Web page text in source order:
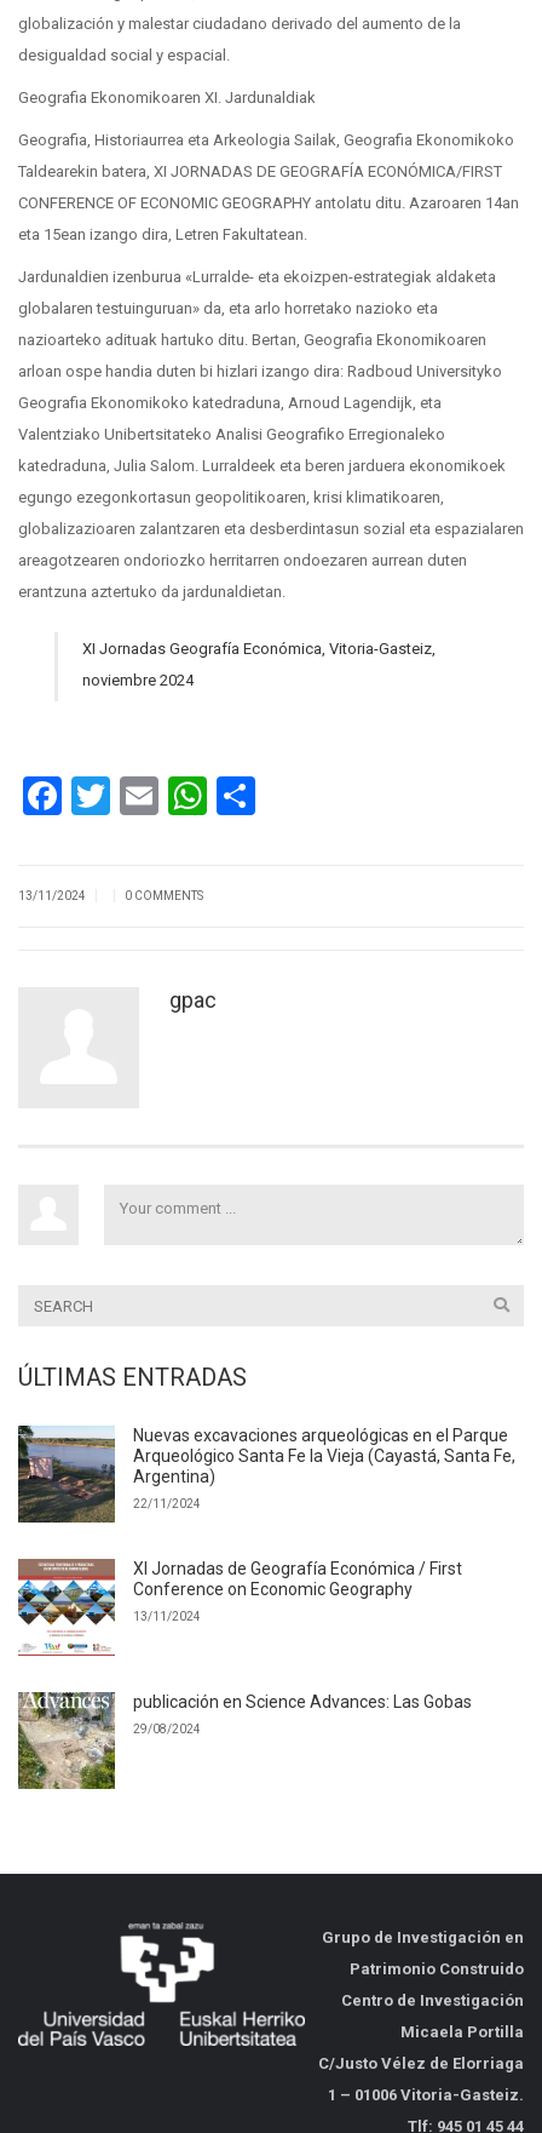
globalización y malestar ciudadano derivado del aumento de la
desigualdad social y espacial.
Geografia Ekonomikoaren XI. Jardunaldiak
Geografia, Historiaurrea eta Arkeologia Sailak, Geografia Ekonomikoko
Taldearekin batera, XI JORNADAS DE GEOGRAFÍA ECONÓMICA/FIRST
CONFERENCE OF ECONOMIC GEOGRAPHY antolatu ditu. Azaroaren 14an
eta 15ean izango dira, Letren Fakultatean.
Jardunaldien izenburua «Lurralde- eta ekoizpen-estrategiak aldaketa
globalaren testuinguruan» da, eta arlo horretako nazioko eta
nazioarteko adituak hartuko ditu. Bertan, Geografia Ekonomikoaren
arloan ospe handia duten bi hizlari izango dira: Radboud Universityko
Geografia Ekonomikoko katedraduna, Arnoud Lagendijk, eta
Valentziako Unibertsitateko Analisi Geografiko Erregionaleko
katedraduna, Julia Salom. Lurraldeek eta beren jarduera ekonomikoek
egungo ezegonkortasun geopolitikoaren, krisi klimatikoaren,
globalizazioaren zalantzaren eta desberdintasun sozial eta espazialaren
areagotzearen ondoriozko herritarren ondoezaren aurrean duten
erantzuna aztertuko da jardunaldietan.
XI Jornadas Geografía Económica, Vitoria-Gasteiz,
noviembre 2024
Facebook
Twitter
EmailWhatsApp
13/11/2024 0 COMMENTS
gpac
ÚLTIMAS ENTRADAS
Nuevas excavaciones arqueológicas en el Parque
Arqueológico Santa Fe la Vieja (Cayastá, Santa Fe,
Argentina)
22/11/2024
XI Jornadas de Geografía Económica / First
Conference on Economic Geography
13/11/2024
publicación en Science Advances: Las Gobas
29/08/2024
Grupo de Investigación en
Patrimonio Construido
Centro de Investigación
Micaela Portilla
C/Justo Vélez de Elorriaga
1 – 01006 Vitoria-Gasteiz.
Tlf: 945 01 45 44